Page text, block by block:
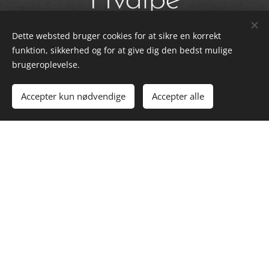
Dette websted bruger cookies for at sikre en korrekt
funktion, sikkerhed og for at give dig den bedst mulige
brugeroplevelse.
Accepter kun nødvendige Accepter alle